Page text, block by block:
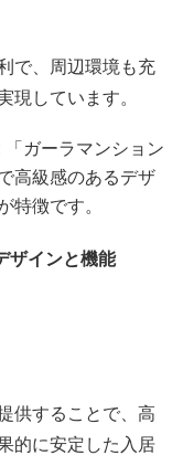
で、周辺環境も充
現しています。
「ガーラマンション
高級感のあるデザ
特徴です。
ザインと機能
供することで、高
的に安定した入居